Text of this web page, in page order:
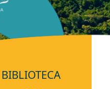
BIBLIOTECA